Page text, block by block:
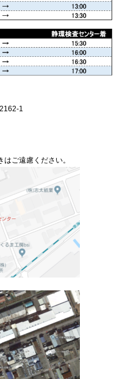
1
ご遠慮ください。